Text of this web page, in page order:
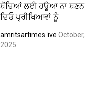
ਬੱਚਿਆਂ ਲਈ ਹਊਆ ਨਾ ਬਣਨ
ਦਿਓ ਪ੍ਰੀਖਿਆਵਾਂ ਨੂੰ
amritsartimes.live October,
2025